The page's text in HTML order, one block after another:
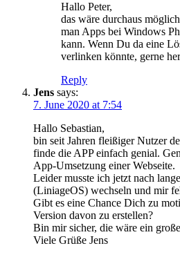
Hallo Peter,
das wäre durchaus
man Apps bei Windows
kann. Wenn Du da eine
verlinken könnte, gerne
Reply
Jens says:
7. June 2020 at 7:54
Hallo Sebastian,
bin seit Jahren fleißiger Nutzer
finde die APP einfach genial.
App-Umsetzung einer Webseite.
Leider musste ich jetzt nach
(LiniageOS) wechseln und mir
Gibt es eine Chance Dich zu
Version davon zu erstellen?
Bin mir sicher, die wäre ein
Viele Grüße Jens